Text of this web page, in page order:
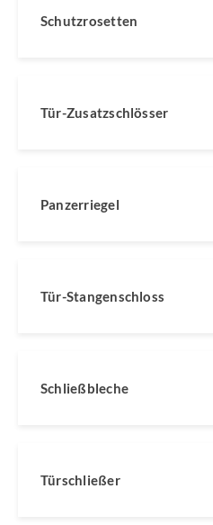
Schutzrosetten
Tür-Zusatzschlösser
Panzerriegel
Tür-Stangenschloss
Schließbleche
Türschließer